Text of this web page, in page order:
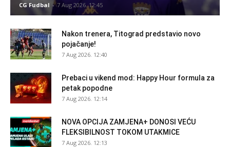
CG Fudbal - 7 Aug 2026. 12:45
Nakon trenera, Titograd predstavio novo
pojačanje!
7 Aug 2026. 12:40
Prebaci u vikend mod: Happy Hour formula za
petak popodne
7 Aug 2026. 12:14
NOVA OPCIJA ZAMJENA+ DONOSI VEĆU
FLEKSIBILNOST TOKOM UTAKMICE
7 Aug 2026. 12:13